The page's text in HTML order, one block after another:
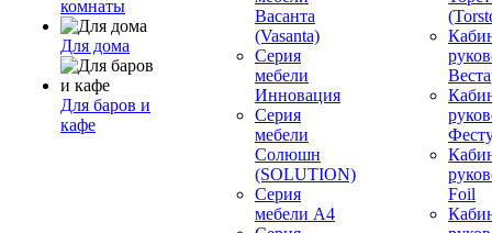
комнаты
Для дома
Для баров и
кафе
Васанта
(Vasanta)
Серия
мебели
Инновация
Серия
мебели
Солюшн
(SOLUTION)
Серия
мебели A4
Foil